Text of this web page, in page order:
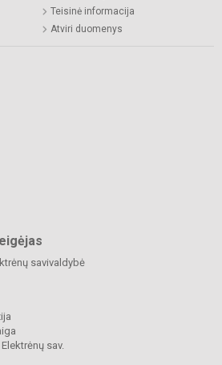
Teisinė informacija
Atviri duomenys
savivaldybė
sav.